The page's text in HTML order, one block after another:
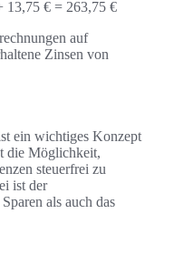
13,75 € = 263,75 €
auf
Zinsen von
ein wichtiges Konzept
die Möglichkeit,
steuerfrei zu
ist der
als auch das